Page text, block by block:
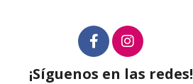
¡Síguenos en las redes!